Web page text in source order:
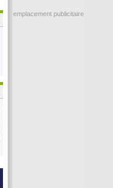
emplacement publicitaire